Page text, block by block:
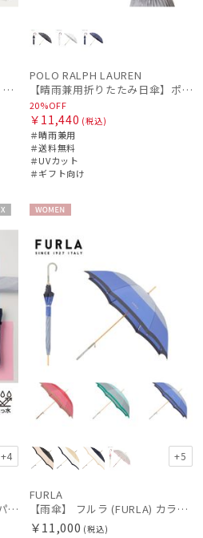
【晴雨兼用日傘】ポロ ラルフ ローレン (POLO RALPH LAUREN) 無地刺繍 簡単開閉 遮光 遮熱 UV 日本製
POLO RALPH LAUREN
【晴雨兼用折りたたみ日傘】ポロ ラルフ ローレン (POLO RALPH LAUREN) 無地刺繍 遮光 遮熱 UV 晴雨兼用
20%OFF
￥11,440 (税込)
＃晴雨兼用
＃送料無料
＃UVカット
＃ギフト向け
+4
【晴雨兼用折りたたみ日傘】パッとさして、サッとしまえる傘コワザ(kowaza) ライトプレーン 50 遮光100% UV100%
N
+5
FURLA
【雨傘】 フルラ (FURLA) カラーボーダー ロゴプリント 長傘 【公式ムーンバット】 レディース 手元チャーム 耐風傘 ジャンプ式 日本製 ギフト 軽量 グラスファイバー
￥11,000 (税込)